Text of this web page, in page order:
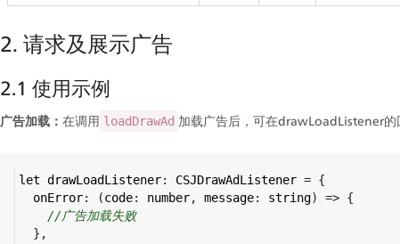
2. 请求及展示广告
2.1 使用示例
广告加载： 在调用 loadDrawAd 加载广告后，可在drawLoadListener的
let drawLoadListener: CSJDrawAdListener = {
onError: (code: number, message: string) => {
//广告加载失败
  },